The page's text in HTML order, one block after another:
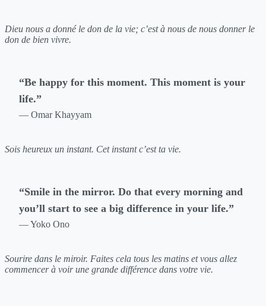
Dieu nous a donné le don de la vie; c’est à nous de nous donner le
don de bien vivre.
“Be happy for this moment. This moment is your
life.”
— Omar Khayyam
Sois heureux un instant. Cet instant c’est ta vie.
“Smile in the mirror. Do that every morning and
you’ll start to see a big difference in your life.”
— Yoko Ono
Sourire dans le miroir. Faites cela tous les matins et vous allez
commencer à voir une grande différence dans votre vie.